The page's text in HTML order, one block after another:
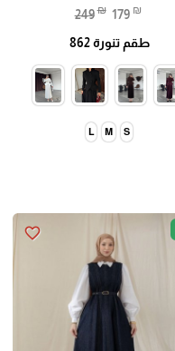
249 ₪ 179 ₪
طقم تنورة 862
S
M
L
favorite_border